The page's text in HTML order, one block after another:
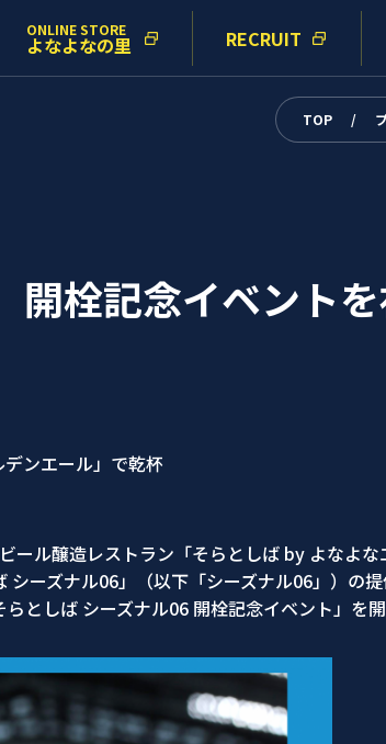
ONLINE STORE
よなよなの里 RECRUIT
TOP /
開栓記念イベント
ンエール」で乾杯
ル醸造レストラン「そらとしば by よなよな
シーズナル06」（以下「シーズナル06」）の
としば シーズナル06 開栓記念イベント」を開